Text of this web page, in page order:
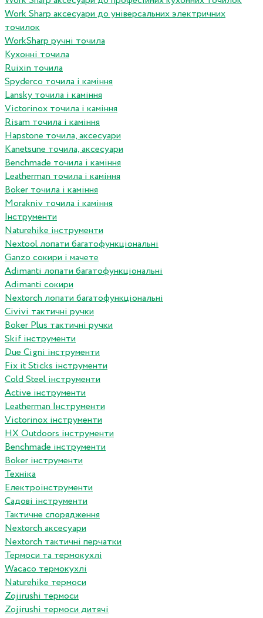
Work Sharp аксесуари до унiверсальних электричних
точилок
WorkSharp ручні точила
Кухонні точила
Ruixin точила
Spyderco точила і каміння
Lansky точила і каміння
Victorinox точила і каміння
Risam точила і каміння
Hapstone точила, аксесуари
Kanetsune точила, аксесуари
Benchmade точила і каміння
Leatherman точила і каміння
Boker точила і каміння
Morakniv точила і каміння
Інструменти
Naturehike інструменти
Nextool лопати багатофункціональні
Ganzo сокири і мачете
Adimanti лопати багатофункціональні
Adimanti сокири
Nextorch лопати багатофункціональні
Сivivi тактичні ручки
Boker Plus тактичні ручки
Skif інструменти
Due Cigni інструменти
Fix it Sticks інструменти
Сold Steel інструменти
Active інструменти
Leatherman Інструменти
Victorinox інструменти
HX Outdoors інструменти
Benchmade інструменти
Boker інструменти
Техніка
Електроінструменти
Садові інструменти
Тактичне спорядження
Nextorch аксесуари
Nextorch тактичні перчатки
Термоси та термокухлі
Wacaco термокухлі
Naturehike термоси
Zojirushi термоси
Zojirushi термоси дитячі